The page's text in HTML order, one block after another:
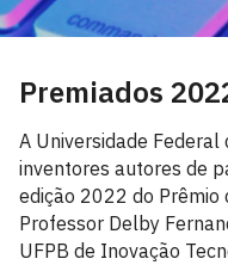
Premiados
A Universidade
inventores autores de
edição 2022 do Prêmio
Professor Delby
UFPB de Inovação